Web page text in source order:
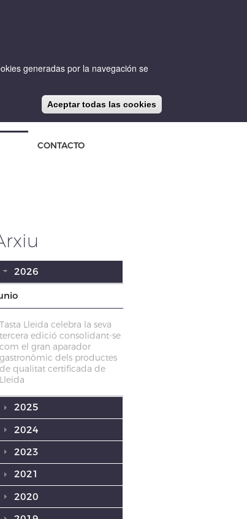
generadas por la navegación se
Aceptar todas las cookies
BLOG
CONTACTO
CA ES EN
2026
Tasta Lleida celebra la seva
tercera edició consolidant-se
com el gran aparador
gastronòmic dels productes
de qualitat certificada de
Lleida
2025
2024
2023
2021
2020